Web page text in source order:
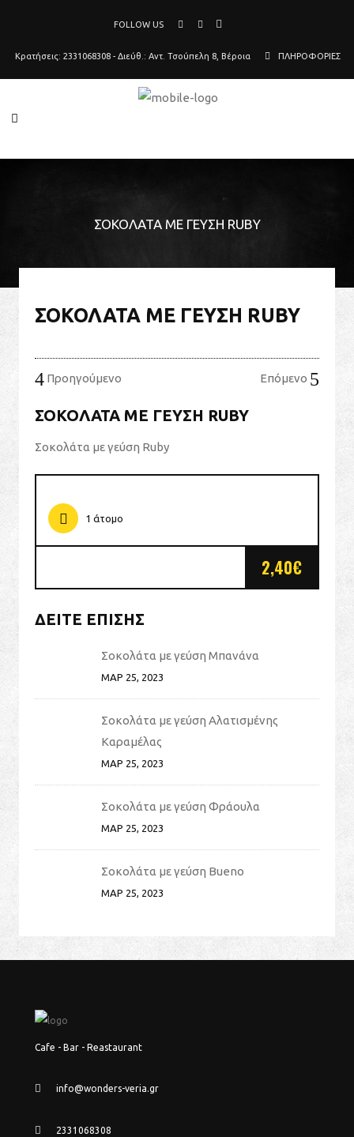
FOLLOW US
Κρατήσεις: 2331068308 - Διεύθ.: Αντ. Τσούπελη 8, Βέροια ΠΛΗΡΟΦΟΡΙΕΣ
ΣΟΚΟΛΆΤΑ ΜΕ ΓΕΎΣΗ RUBY
ΣΟΚΟΛΆΤΑ ΜΕ ΓΕΎΣΗ RUBY
Προηγούμενο Επόμενο
ΣΟΚΟΛΆΤΑ ΜΕ ΓΕΎΣΗ RUBY
Σοκολάτα με γεύση Ruby
1 άτομο
2,40€
ΔΕΊΤΕ ΕΠΊΣΗΣ
Σοκολάτα με γεύση Μπανάνα
ΜΑΡ 25, 2023
Σοκολάτα με γεύση Αλατισμένης
Καραμέλας
ΜΑΡ 25, 2023
Σοκολάτα με γεύση Φράουλα
ΜΑΡ 25, 2023
Σοκολάτα με γεύση Bueno
ΜΑΡ 25, 2023
Cafe - Bar - Reastaurant
info@wonders-veria.gr
2331068308